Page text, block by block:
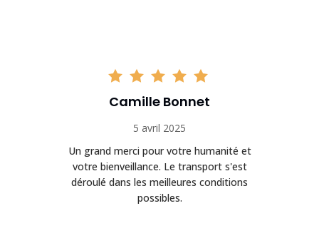
Camille Bonnet
5 avril 2025
Un grand merci pour votre humanité et
votre bienveillance. Le transport s'est
déroulé dans les meilleures conditions
possibles.